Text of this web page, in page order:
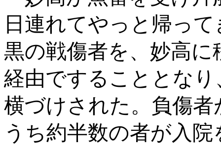
日連れてやっと帰っ
黒の戦傷者を、妙高
経由ですることとな
横づけされた。負傷
うち約半数の者が入